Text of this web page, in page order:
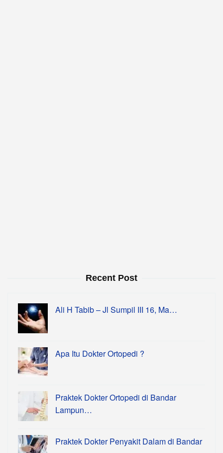
Recent Post
Ali H Tabib – Jl Sumpil III 16, Ma…
Apa Itu Dokter Ortopedi ?
Praktek Dokter Ortopedi di Bandar
Lampun…
Praktek Dokter Penyakit Dalam di Bandar